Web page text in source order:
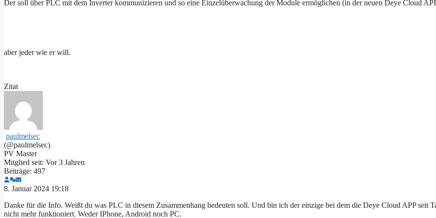
Der soll über PLC mit dem Inverter kommunizieren und so eine Einzelüberwachung der Module ermöglichen (in der neuen Deye Cloud
aber jeder wie er will.
Zitat
paulmelsec
(@paulmelsec)
PV Master
Mitglied seit: Vor 3 Jahren
Beiträge: 497
8. Januar 2024 19:18
Danke für die Info. Weißt du was PLC in diesem Zusammenhang bedeuten soll. Und bin ich der einzige bei dem die Deye Cloud APP seit
nicht mehr funktioniert. Weder IPhone, Android noch PC.